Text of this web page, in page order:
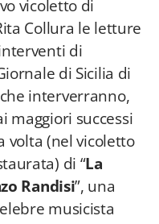
vicoletto di
Collura le letture
di
di Sicilia di
interverranno,
maggiori successi
volta (nel vicoletto
di “La
Randisi”, una
musicista